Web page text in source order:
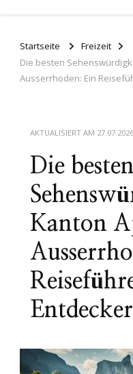
Startseite
Freizeit
Die besten
Ausserrhoden: Ein
AKTUALISIERT AM 27.07.2026
Die besten
Kanton
Entdecker